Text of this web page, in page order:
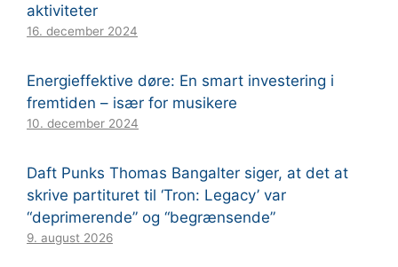
aktiviteter
16. december 2024
Energieffektive døre: En smart investering i
fremtiden – især for musikere
10. december 2024
Daft Punks Thomas Bangalter siger, at det at
skrive partituret til ‘Tron: Legacy’ var
“deprimerende” og “begrænsende”
9. august 2026